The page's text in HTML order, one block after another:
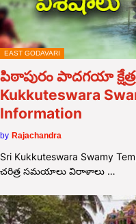
EAST GODAVARI
పిఠాపురం పాదగయా
Kukkuteswara
Information
by Rajachandra
Sri Kukkuteswara Swamy
చరిత్ర సమయాలు విరాళాలు …